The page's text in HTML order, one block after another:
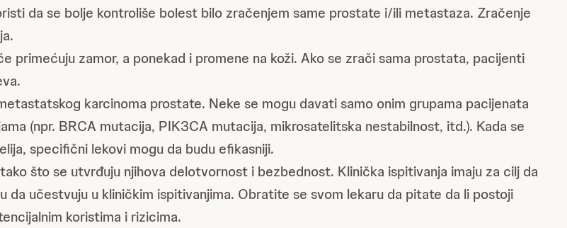
da se bolje kontroliše bolest bilo zračenjem same prostate i/ili metastaza. Zračenje
primećuju zamor, a ponekad i promene na koži. Ako se zrači sama prostata, pacijenti
karcinoma prostate. Neke se mogu davati samo onim grupama pacijenata
(npr. BRCA mutacija, PIK3CA mutacija, mikrosatelitska nestabilnost, itd.). Kada se
specifični lekovi mogu da budu efikasniji.
što se utvrđuju njihova delotvornost i bezbednost. Klinička ispitivanja imaju za cilj da
učestvuju u kliničkim ispitivanjima. Obratite se svom lekaru da pitate da li postoji
koristima i rizicima.